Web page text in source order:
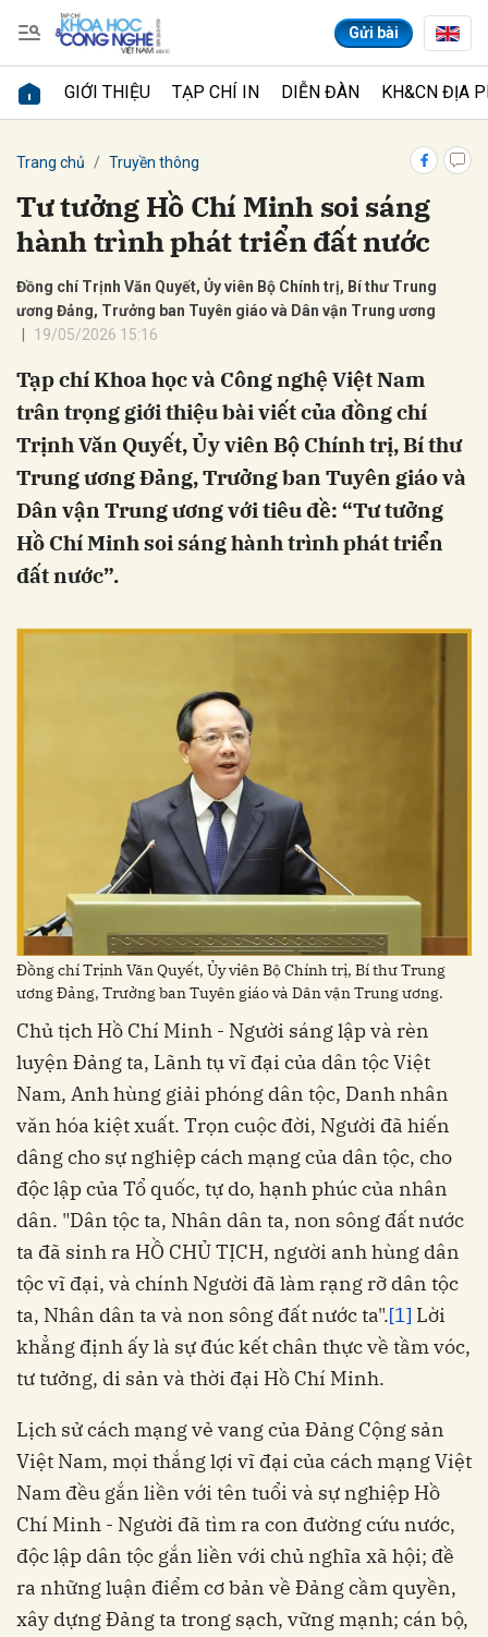
Gửi bài
GIỚI THIỆU TẠP CHÍ IN DIỄN ĐÀN KH&CN ĐỊA
Trang chủ Truyền thông
Tư tưởng Hồ Chí Minh soi sáng
hành trình phát triển đất nước
Đồng chí Trịnh Văn Quyết, Ủy viên Bộ Chính trị, Bí thư Trung
ương Đảng, Trưởng ban Tuyên giáo và Dân vận Trung ương
19/05/2026 15:16
Tạp chí Khoa học và Công nghệ Việt Nam
trân trọng giới thiệu bài viết của đồng chí
Trịnh Văn Quyết, Ủy viên Bộ Chính trị, Bí thư
Trung ương Đảng, Trưởng ban Tuyên giáo và
Dân vận Trung ương với tiêu đề: “Tư tưởng
Hồ Chí Minh soi sáng hành trình phát triển
đất nước”.
Đồng chí Trịnh Văn Quyết, Ủy viên Bộ Chính trị, Bí thư Trung
ương Đảng, Trưởng ban Tuyên giáo và Dân vận Trung ương.
Chủ tịch Hồ Chí Minh - Người sáng lập và rèn
luyện Đảng ta, Lãnh tụ vĩ đại của dân tộc Việt
Nam, Anh hùng giải phóng dân tộc, Danh nhân
văn hóa kiệt xuất. Trọn cuộc đời, Người đã hiến
dâng cho sự nghiệp cách mạng của dân tộc, cho
độc lập của Tổ quốc, tự do, hạnh phúc của nhân
dân. "Dân tộc ta, Nhân dân ta, non sông đất nước
ta đã sinh ra HỒ CHỦ TỊCH, người anh hùng dân
tộc vĩ đại, và chính Người đã làm rạng rỡ dân tộc
ta, Nhân dân ta và non sông đất nước ta".[1] Lời
khẳng định ấy là sự đúc kết chân thực về tầm vóc,
tư tưởng, di sản và thời đại Hồ Chí Minh.
Lịch sử cách mạng vẻ vang của Đảng Cộng sản
Việt Nam, mọi thắng lợi vĩ đại của cách mạng Việt
Nam đều gắn liền với tên tuổi và sự nghiệp Hồ
Chí Minh - Người đã tìm ra con đường cứu nước,
độc lập dân tộc gắn liền với chủ nghĩa xã hội; đề
ra những luận điểm cơ bản về Đảng cầm quyền,
xây dựng Đảng ta trong sạch, vững mạnh; cán bộ,
Gửi bình luận